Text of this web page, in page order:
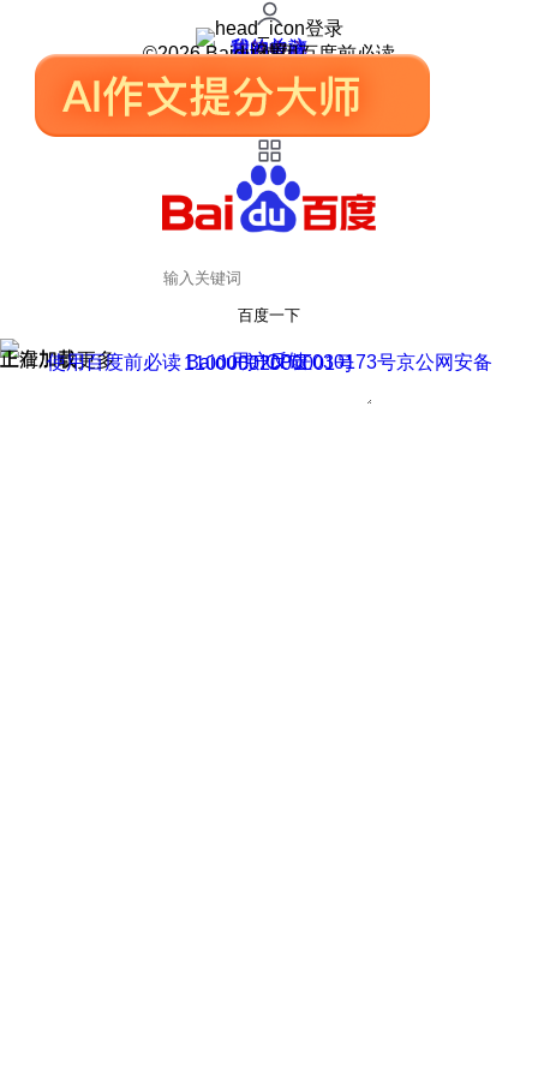
登录
我的关注
我的收藏
皮肤中心
用户反馈
设置
©2026 Baidu 使用百度前必读
百度一下
正在加载
上滑加载更多 用户反馈
使用百度前必读 Baidu 京ICP证030173号
京公网安备11000002000001号